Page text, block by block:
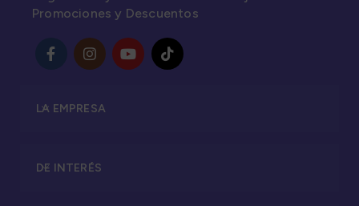
Promociones y Descuentos
LA EMPRESA
DE INTERÉS